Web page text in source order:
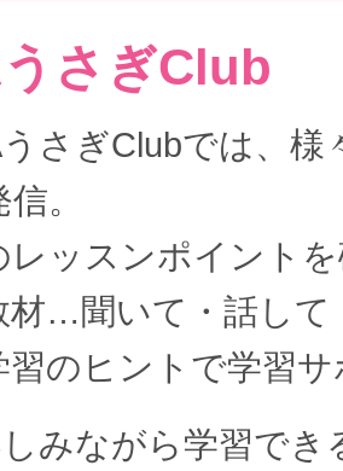
さぎClub
さぎClubでは、様
。
レッスンポイント
材…聞いて・話して
習のヒントで学習
みながら学習でき